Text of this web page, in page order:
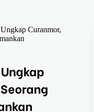
Curanmor,